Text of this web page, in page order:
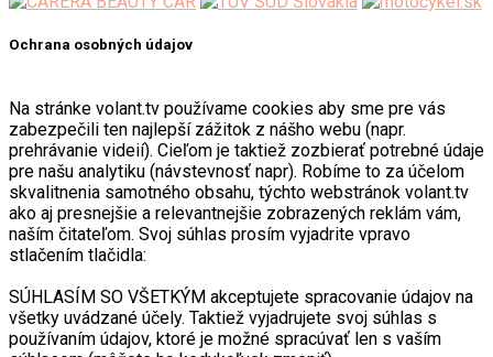
Ochrana osobných údajov
Na stránke volant.tv používame cookies aby sme pre vás
zabezpečili ten najlepší zážitok z nášho webu (napr.
prehrávanie videií). Cieľom je taktiež zozbierať potrebné údaje
pre našu analytiku (návstevnosť napr). Robíme to za účelom
skvalitnenia samotného obsahu, týchto webstránok volant.tv
ako aj presnejšie a relevantnejšie zobrazených reklám vám,
naším čitateľom. Svoj súhlas prosím vyjadrite vpravo
stlačením tlačidla:
SÚHLASÍM SO VŠETKÝM akceptujete spracovanie údajov na
všetky uvádzané účely. Taktiež vyjadrujete svoj súhlas s
používaním údajov, ktoré je možné spracúvať len s vaším